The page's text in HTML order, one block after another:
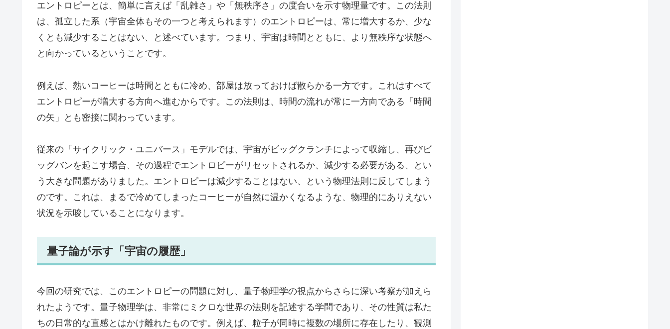
エントロピーとは、簡単に言えば「乱雑さ」や「無秩序さ」の度合いを示す物理量です。この法則
は、孤立した系（宇宙全体もその一つと考えられます）のエントロピーは、常に増大するか、少な
くとも減少することはない、と述べています。つまり、宇宙は時間とともに、より無秩序な状態へ
と向かっているということです。
例えば、熱いコーヒーは時間とともに冷め、部屋は放っておけば散らかる一方です。これはすべて
エントロピーが増大する方向へ進むからです。この法則は、時間の流れが常に一方向である「時間
の矢」とも密接に関わっています。
従来の「サイクリック・ユニバース」モデルでは、宇宙がビッグクランチによって収縮し、再びビ
ッグバンを起こす場合、その過程でエントロピーがリセットされるか、減少する必要がある、とい
う大きな問題がありました。エントロピーは減少することはない、という物理法則に反してしまう
のです。これは、まるで冷めてしまったコーヒーが自然に温かくなるような、物理的にありえない
状況を示唆していることになります。
量子論が示す「宇宙の履歴」
今回の研究では、このエントロピーの問題に対し、量子物理学の視点からさらに深い考察が加えら
れたようです。量子物理学は、非常にミクロな世界の法則を記述する学問であり、その性質は私た
ちの日常的な直感とはかけ離れたものです。例えば、粒子が同時に複数の場所に存在したり、観測